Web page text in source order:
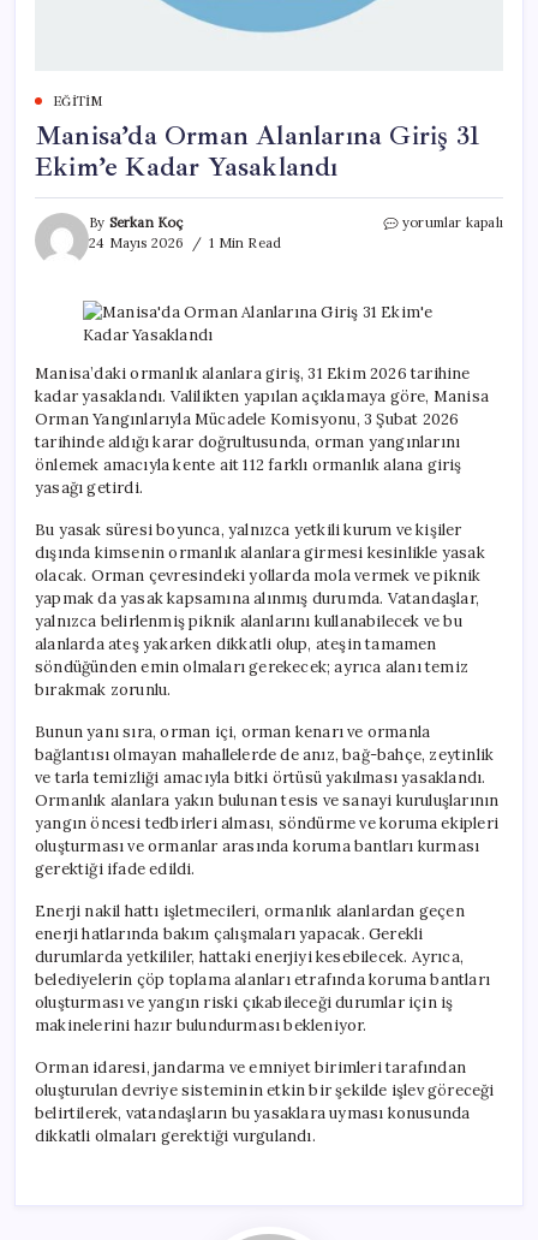
EĞITIM
Manisa’da Orman Alanlarına Giriş 31
Ekim’e Kadar Yasaklandı
By Serkan Koç
24 Mayıs 2026
1 Min Read
Manisa’da
31
Ekim’e
Yasaklandı
için
yorumlar kapalı
Manisa’daki ormanlık alanlara giriş, 31 Ekim 2026 tarihine
kadar yasaklandı. Valilikten yapılan açıklamaya göre, Manisa
Orman Yangınlarıyla Mücadele Komisyonu, 3 Şubat 2026
tarihinde aldığı karar doğrultusunda, orman yangınlarını
önlemek amacıyla kente ait 112 farklı ormanlık alana giriş
yasağı getirdi.
Bu yasak süresi boyunca, yalnızca yetkili kurum ve kişiler
dışında kimsenin ormanlık alanlara girmesi kesinlikle yasak
olacak. Orman çevresindeki yollarda mola vermek ve piknik
yapmak da yasak kapsamına alınmış durumda. Vatandaşlar,
yalnızca belirlenmiş piknik alanlarını kullanabilecek ve bu
alanlarda ateş yakarken dikkatli olup, ateşin tamamen
söndüğünden emin olmaları gerekecek; ayrıca alanı temiz
bırakmak zorunlu.
Bunun yanı sıra, orman içi, orman kenarı ve ormanla
bağlantısı olmayan mahallelerde de anız, bağ-bahçe, zeytinlik
ve tarla temizliği amacıyla bitki örtüsü yakılması yasaklandı.
Ormanlık alanlara yakın bulunan tesis ve sanayi kuruluşlarının
yangın öncesi tedbirleri alması, söndürme ve koruma ekipleri
oluşturması ve ormanlar arasında koruma bantları kurması
gerektiği ifade edildi.
Enerji nakil hattı işletmecileri, ormanlık alanlardan geçen
enerji hatlarında bakım çalışmaları yapacak. Gerekli
durumlarda yetkililer, hattaki enerjiyi kesebilecek. Ayrıca,
belediyelerin çöp toplama alanları etrafında koruma bantları
oluşturması ve yangın riski çıkabileceği durumlar için iş
makinelerini hazır bulundurması bekleniyor.
Orman idaresi, jandarma ve emniyet birimleri tarafından
oluşturulan devriye sisteminin etkin bir şekilde işlev göreceği
belirtilerek, vatandaşların bu yasaklara uyması konusunda
dikkatli olmaları gerektiği vurgulandı.